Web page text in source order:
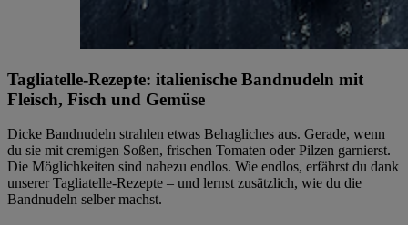
Tagliatelle-Rezepte: italienische Bandnudeln mit
Fleisch, Fisch und Gemüse
Dicke Bandnudeln strahlen etwas Behagliches aus. Gerade, wenn
du sie mit cremigen Soßen, frischen Tomaten oder Pilzen garnierst.
Die Möglichkeiten sind nahezu endlos. Wie endlos, erfährst du dank
unserer Tagliatelle-Rezepte – und lernst zusätzlich, wie du die
Bandnudeln selber machst.